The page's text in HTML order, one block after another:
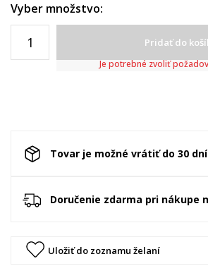
Vyber množstvo:
Pridať do
Je potrebné zvoliť
Tovar je možné vrátiť do 30 dní
Doručenie zdarma pri nákupe
Uložiť do zoznamu želaní